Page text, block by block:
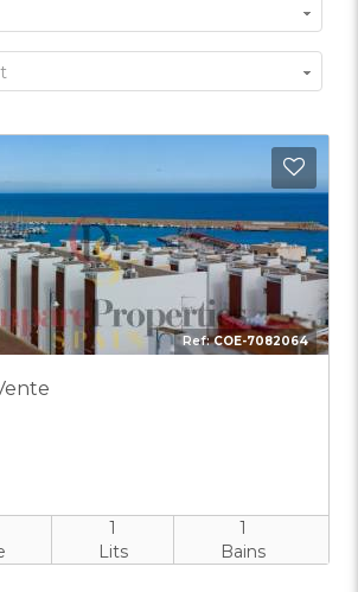
Ref:COE-7082064
1
Lits
1
Bains